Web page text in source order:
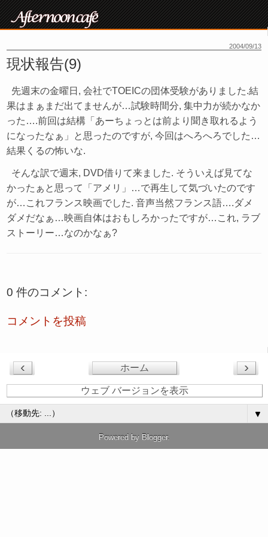
2004/09/13
現状報告(9)
先週末の金曜日, 会社でTOEICの団体受験がありました.結
果はまぁまだ出てませんが…試験時間分, 集中力が続かなか
った….前回は結構「あーちょっとは前より聞き取れるよう
になったなぁ」と思ったのですが, 今回はへろへろでした…
結果くるの怖いな.
そんな訳で週末, DVD借りて来ました. そういえば見てな
かったぁと思って「アメリ」…で再生して気づいたのです
が…これフランス映画でした. 音声当然フランス語….ダメ
ダメだなぁ…映画自体はおもしろかったですが…これ, ラブ
ストーリー…なのかなぁ?
0 件のコメント:
コメントを投稿
‹ ›
ホーム
ウェブ バージョンを表示
▼
Powered by Blogger.